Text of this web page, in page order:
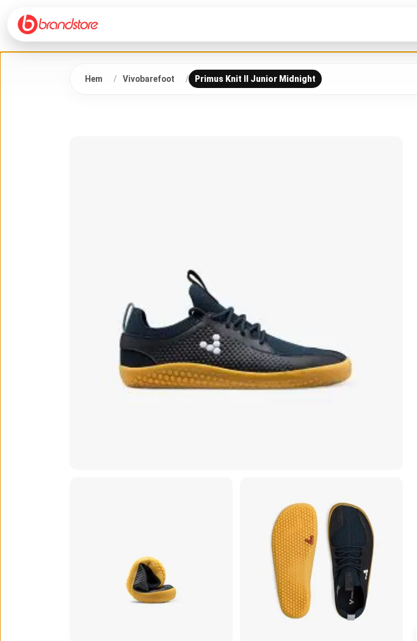
Hem Vivobarefoot Primus Knit II Junior Midnight